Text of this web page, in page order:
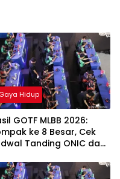
Gaya Hidup
GOTF MLBB 2026:
ke 8 Besar, Cek
Tanding ONIC dan